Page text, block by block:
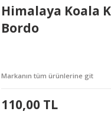
DERGİ
Himalaya Koala
Bordo
Markanın tüm ürünlerine git
110,00 TL